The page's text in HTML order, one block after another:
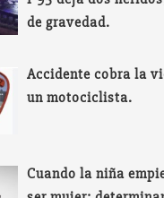
de gravedad.
Accidente cobra la
un motociclista.
Cuando la niña